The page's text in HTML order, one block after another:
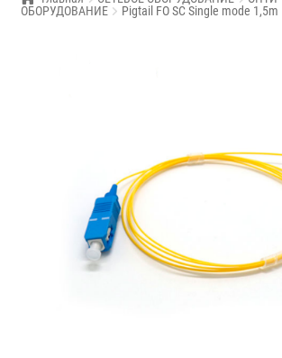
ОБОРУДОВАНИЕ
Pigtail FO SC Single mode 1,5m